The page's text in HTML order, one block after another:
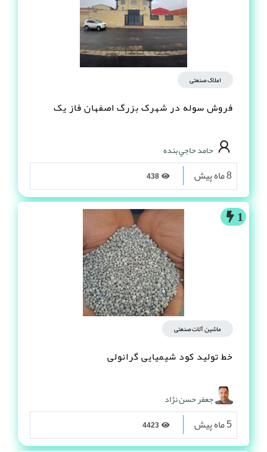
املاک صنعتی
فروش سوله در شهرک بزرگ اصفهان فاز یک
حامد حاجي بنده
8 ماه پیش
1
ماشین آلات صنعتی
خط تولید کود شیمیایی گرانولی
جعفر حسن نژاد
5 ماه پیش